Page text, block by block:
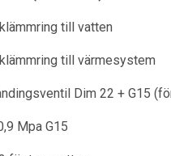
till vatten
till värmesystem
Dim 22 + G15
Mpa G15